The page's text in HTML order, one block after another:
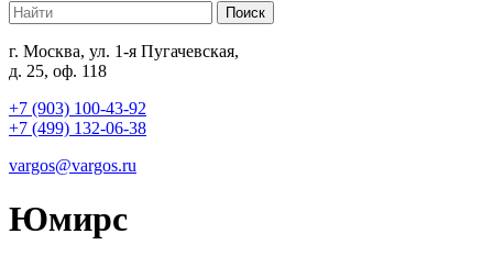
г. Москва, ул. 1-я Пугачевская,
д. 25, оф. 118
+7 (903) 100-43-92
+7 (499) 132-06-38
vargos@vargos.ru
Юмирс